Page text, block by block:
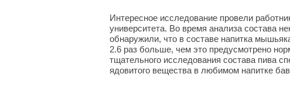
Интересное исследование провели
университета. Во время анализа состава
обнаружили, что в составе напитка
2.6 раз больше, чем это предусмотрено
тщательного исследования состава пива
ядовитого вещества в любимом напитке